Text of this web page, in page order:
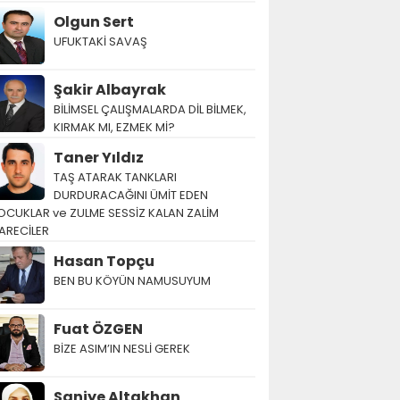
Olgun Sert
UFUKTAKİ SAVAŞ
Şakir Albayrak
BİLİMSEL ÇALIŞMALARDA DİL BİLMEK,
KIRMAK MI, EZMEK Mİ?
Taner Yıldız
TAŞ ATARAK TANKLARI
DURDURACAĞINI ÜMİT EDEN
ve ZULME SESSİZ KALAN ZALİM
Hasan Topçu
BEN BU KÖYÜN NAMUSUYUM
Fuat ÖZGEN
BİZE ASIM’IN NESLİ GEREK